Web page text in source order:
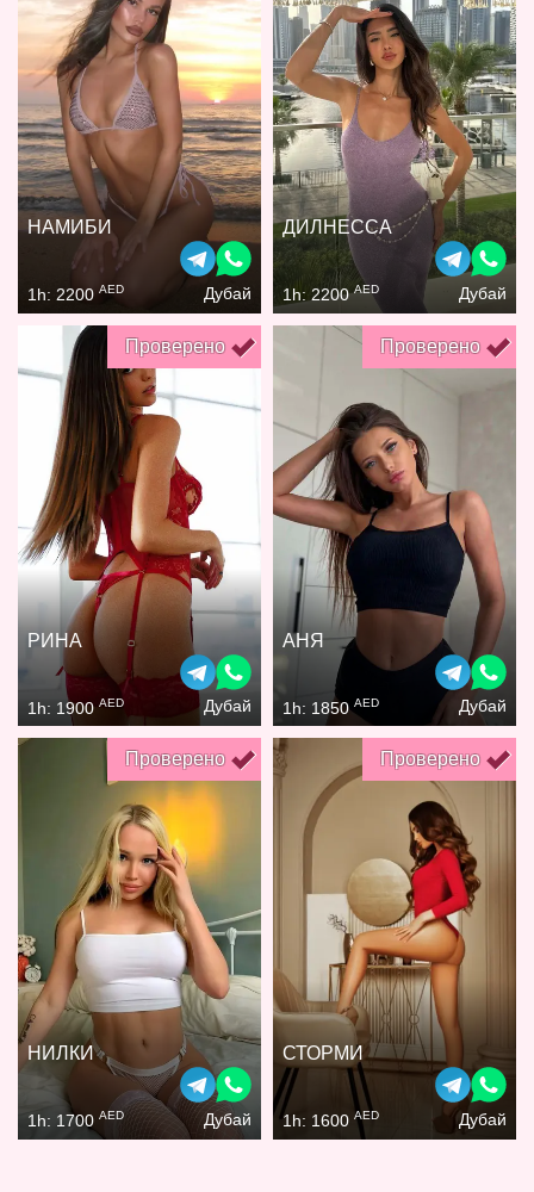
НАМИБИ
1h: 2200 AED Дубай
ДИЛНЕССА
1h: 2200AED Дубай
Проверено
РИНА
1h: 1900 AED Дубай
Проверено
АНЯ
1h: 1850AED Дубай
Проверено
НИЛКИ
1h: 1700 AED Дубай
Проверено
СТОРМИ
1h: 1600 AED Дубай